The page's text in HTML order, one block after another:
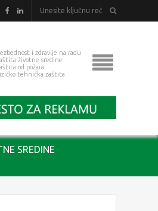
i zdravlje na radu
životne sredine
od požara
tehnička zaštita
SREDINE